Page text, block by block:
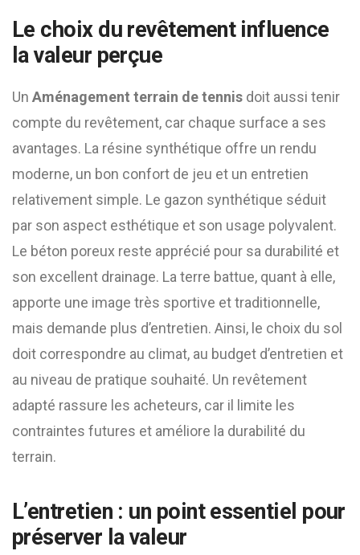
Le choix du revêtement influence
la valeur perçue
Un Aménagement terrain de tennis doit aussi tenir
compte du revêtement, car chaque surface a ses
avantages. La résine synthétique offre un rendu
moderne, un bon confort de jeu et un entretien
relativement simple. Le gazon synthétique séduit
par son aspect esthétique et son usage polyvalent.
Le béton poreux reste apprécié pour sa durabilité et
son excellent drainage. La terre battue, quant à elle,
apporte une image très sportive et traditionnelle,
mais demande plus d’entretien. Ainsi, le choix du sol
doit correspondre au climat, au budget d’entretien et
au niveau de pratique souhaité. Un revêtement
adapté rassure les acheteurs, car il limite les
contraintes futures et améliore la durabilité du
terrain.
L’entretien : un point essentiel pour
préserver la valeur